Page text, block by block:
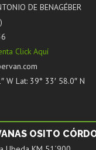
DE BENAGÉBER
Click Aquí
W Lat: 39° 33′ 58.0″ N
OSITO